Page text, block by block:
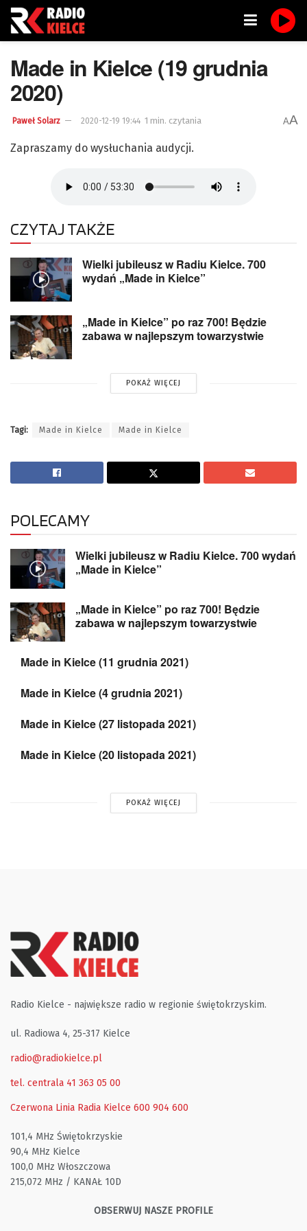
Made in Kielce (19 grudnia
2020)
Paweł Solarz 2020-12-19 19:44 1 min. czytania AA
Zapraszamy do wysłuchania audycji.
CZYTAJ TAKŻE
Wielki jubileusz w Radiu Kielce. 700
wydań „Made in Kielce”
„Made in Kielce” po raz 700! Będzie
zabawa w najlepszym towarzystwie
POKAŻ WIĘCEJ
Tagi: Made in Kielce Made in Kielce
POLECAMY
Wielki jubileusz w Radiu Kielce. 700 wydań
„Made in Kielce”
„Made in Kielce” po raz 700! Będzie
zabawa w najlepszym towarzystwie
Made in Kielce (11 grudnia 2021)
Made in Kielce (4 grudnia 2021)
Made in Kielce (27 listopada 2021)
Made in Kielce (20 listopada 2021)
POKAŻ WIĘCEJ
Radio Kielce - największe radio w regionie świętokrzyskim.
ul. Radiowa 4, 25-317 Kielce
radio@radiokielce.pl
tel. centrala 41 363 05 00
Czerwona Linia Radia Kielce 600 904 600
101,4 MHz Świętokrzyskie
90,4 MHz Kielce
100,0 MHz Włoszczowa
215,072 MHz / KANAŁ 10D
OBSERWUJ NASZE PROFILE